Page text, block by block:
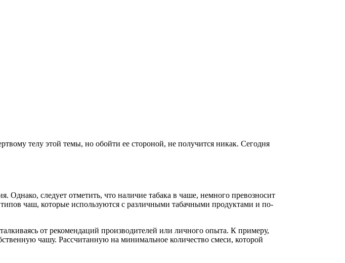
телу этой темы, но обойти ее стороной, не получится никак. Сегодня
Однако, следует отметить, что наличие табака в чаше, немного превозносит
чаш, которые используются с различными табачными продуктами и по-
от рекомендаций производителей или личного опыта. К примеру,
чашу. Рассчитанную на минимальное количество смеси, которой